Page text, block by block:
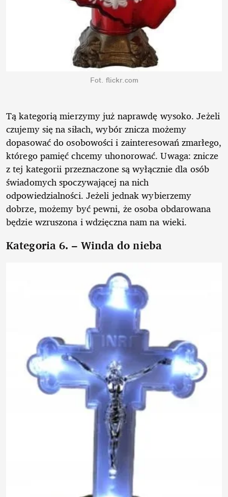
Fot. flickr.com
Tą kategorią mierzymy już naprawdę wysoko. Jeżeli
czujemy się na siłach, wybór znicza możemy
dopasować do osobowości i zainteresowań zmarłego,
którego pamięć chcemy uhonorować. Uwaga: znicze
z tej kategorii przeznaczone są wyłącznie dla osób
świadomych spoczywającej na nich
odpowiedzialności. Jeżeli jednak wybierzemy
dobrze, możemy być pewni, że osoba obdarowana
będzie wzruszona i wdzięczna nam na wieki.
Kategoria 6. – Winda do nieba